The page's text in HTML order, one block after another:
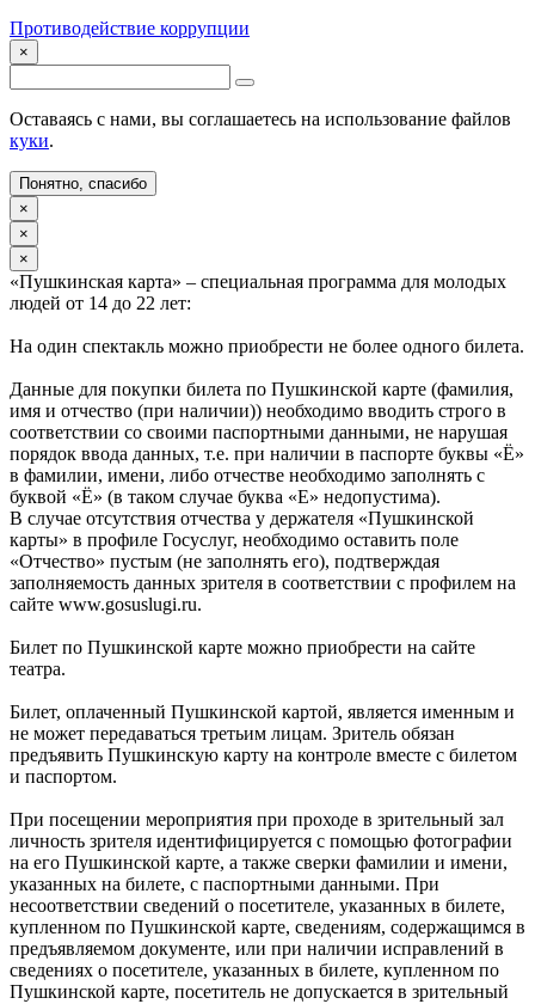
Противодействие коррупции
×
Оставаясь с нами, вы соглашаетесь на использование файлов
куки.
Понятно, спасибо
×
×
×
«Пушкинская карта» – специальная программа для молодых
людей от 14 до 22 лет:
На один спектакль можно приобрести не более одного билета.
Данные для покупки билета по Пушкинской карте (фамилия,
имя и отчество (при наличии)) необходимо вводить строго в
соответствии со своими паспортными данными, не нарушая
порядок ввода данных, т.е. при наличии в паспорте буквы «Ё»
в фамилии, имени, либо отчестве необходимо заполнять с
буквой «Ё» (в таком случае буква «Е» недопустима).
В случае отсутствия отчества у держателя «Пушкинской
карты» в профиле Госуслуг, необходимо оставить поле
«Отчество» пустым (не заполнять его), подтверждая
заполняемость данных зрителя в соответствии с профилем на
сайте www.gosuslugi.ru.
Билет по Пушкинской карте можно приобрести на сайте
театра.
Билет, оплаченный Пушкинской картой, является именным и
не может передаваться третьим лицам. Зритель обязан
предъявить Пушкинскую карту на контроле вместе с билетом
и паспортом.
При посещении мероприятия при проходе в зрительный зал
личность зрителя идентифицируется с помощью фотографии
на его Пушкинской карте, а также сверки фамилии и имени,
указанных на билете, с паспортными данными. При
несоответствии сведений о посетителе, указанных в билете,
купленном по Пушкинской карте, сведениям, содержащимся в
предъявляемом документе, или при наличии исправлений в
сведениях о посетителе, указанных в билете, купленном по
Пушкинской карте, посетитель не допускается в зрительный